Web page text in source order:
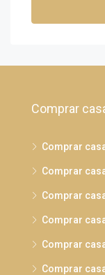
Comprar
Comprar
Comprar
Comprar
Comprar
Comprar
Comprar